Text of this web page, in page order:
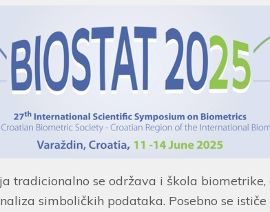
tradicionalno se održava i škola
simboličkih podataka. Posebno se ističe